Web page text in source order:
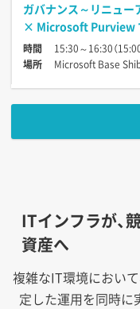
ガバナンス～リニュ
× Microsoft Purview
時間
15:30～16:30（
場所
Microsoft Base
ITインフラが、
資産へ
複雑なIT環境におい
定した運用を同時に